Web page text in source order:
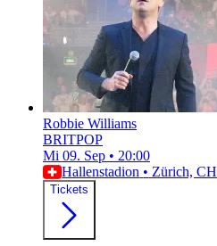
Robbie Williams
BRITPOP
Mi 09. Sep • 20:00
Hallenstadion • Zürich, CH
Tickets